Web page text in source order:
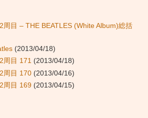
周目 – THE BEATLES (White Album)総括
(2013/04/18)
周目 171 (2013/04/18)
周目 170(2013/04/16)
周目 169(2013/04/15)